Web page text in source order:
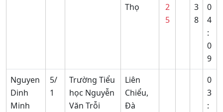
Thọ
2
5
3
8
0
4
:
0
9
Nguyen
Dinh
Minh
5/
1
Trường Tiểu
học Nguyễn
Văn Trỗi
Liên
Chiểu,
Đà
0
3
: